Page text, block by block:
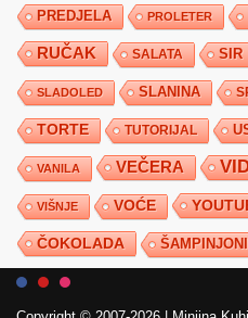
PREDJELA PROLETER
RUČAK SALATA SIR
SLADOLED SLANINA
TORTE TUTORIJAL
VANILA VEČERA
VIŠNJE VOĆE
ČOKOLADA ŠAMPINJONI